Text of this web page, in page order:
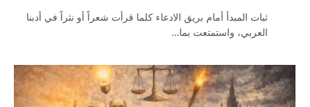
ثبات المبدأ أمام بريق الادعاء كلما قرأت شعراً أو نثراً في أدبنا
العربي، واستمتعت بما…